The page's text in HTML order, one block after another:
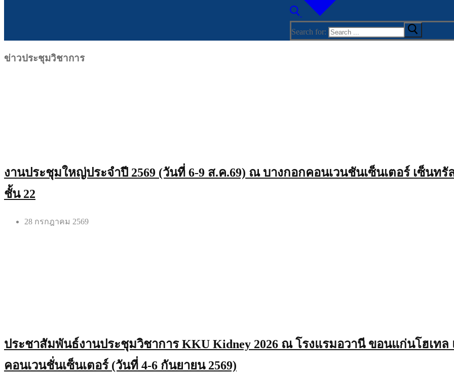
Search for:
ข่าวประชุมวิชาการ
งานประชุมใหญ่ประจำปี 2569 (วันที่ 6-9 ส.ค.69) ณ บางกอกคอนเวนชันเซ็นเตอร์ เซ็นทรั
ชั้น 22
28 กรกฎาคม 2569
ประชาสัมพันธ์งานประชุมวิชาการ KKU Kidney 2026 ณ โรงแรมอวานี ขอนแก่นโฮเทล
คอนเวนชั่นเซ็นเตอร์ (วันที่ 4-6 กันยายน 2569)